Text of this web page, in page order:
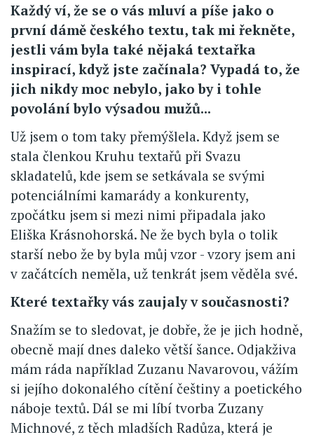
Každý ví, že se o vás mluví a píše jako o
první dámě českého textu, tak mi řekněte,
jestli vám byla také nějaká textařka
inspirací, když jste začínala? Vypadá to, že
jich nikdy moc nebylo, jako by i tohle
povolání bylo výsadou mužů...
Už jsem o tom taky přemýšlela. Když jsem se
stala členkou Kruhu textařů při Svazu
skladatelů, kde jsem se setkávala se svými
potenciálními kamarády a konkurenty,
zpočátku jsem si mezi nimi připadala jako
Eliška Krásnohorská. Ne že bych byla o tolik
starší nebo že by byla můj vzor - vzory jsem ani
v začátcích neměla, už tenkrát jsem věděla své.
Které textařky vás zaujaly v současnosti?
Snažím se to sledovat, je dobře, že je jich hodně,
obecně mají dnes daleko větší šance. Odjakživa
mám ráda například Zuzanu Navarovou, vážím
si jejího dokonalého cítění češtiny a poetického
náboje textů. Dál se mi líbí tvorba Zuzany
Michnové, z těch mladších Radůza, která je